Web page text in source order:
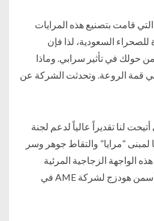
قامت بتصنيع هذه المرايات
السعودية، لذا فإن
حولك في تأثير سرابي. وماذا
في قمة الروعة. وتحدثت الشركة عن
لنا تقديراً عالياً لدعم لجنة
لمبنى “مرايا” والتقاط جوهر وسر
الواجهة الزجاجية المرئية
للمبنى”. المدير التسويقي أسمن هودزج لشركة AME في